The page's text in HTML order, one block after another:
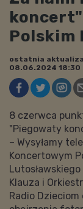
Polskim
ostatnia
08.06.2024 18:30
8 czerwca
"Piegowaty
– Wysyłamy
Koncertowym
Klauza i
Radio